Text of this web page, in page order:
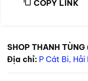
COPY LINK
SHOP THANH
Địa chỉ: P Cát Bi, Hải